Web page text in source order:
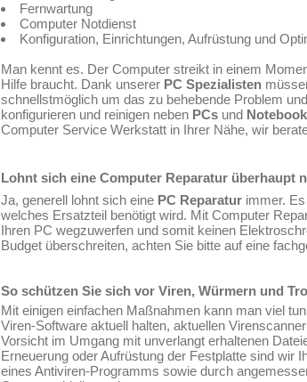
Fernwartung
Computer Notdienst
Konfiguration, Einrichtungen, Aufrüstung und
Man kennt es. Der Computer streikt in einem
Hilfe braucht. Dank unserer PC Spezialisten
schnellstmöglich um das zu behebende Problem
konfigurieren und reinigen neben PCs und Notebook
Computer Service Werkstatt in Ihrer Nähe, wir
Lohnt sich eine Computer Reparatur überhaupt
Ja, generell lohnt sich eine PC Reparatur immer.
welches Ersatzteil benötigt wird. Mit Computer
Ihren PC wegzuwerfen und somit keinen
Budget überschreiten, achten Sie bitte auf eine
So schützen Sie sich vor Viren, Würmern und
Mit einigen einfachen Maßnahmen kann man viel
Viren-Software aktuell halten, aktuellen
Vorsicht im Umgang mit unverlangt erhaltenen
Erneuerung oder Aufrüstung der Festplatte sind wir
eines Antiviren-Programms sowie durch